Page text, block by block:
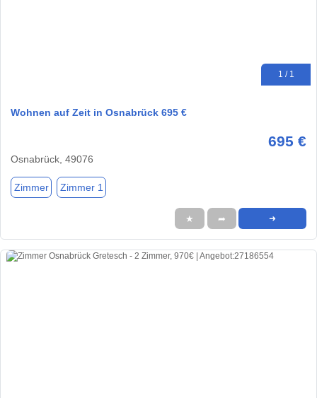
1 / 1
Wohnen auf Zeit in Osnabrück 695 €
695 €
Osnabrück, 49076
Zimmer Zimmer 1
★ ➦ ➜